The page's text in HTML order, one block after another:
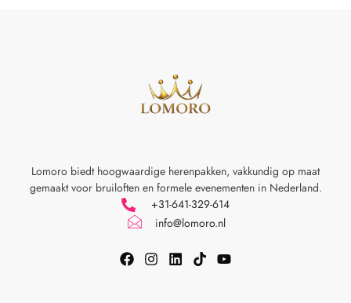
Lomoro biedt hoogwaardige herenpakken, vakkundig op maat
gemaakt voor bruiloften en formele evenementen in Nederland.
+31-641-329-614
info@lomoro.nl